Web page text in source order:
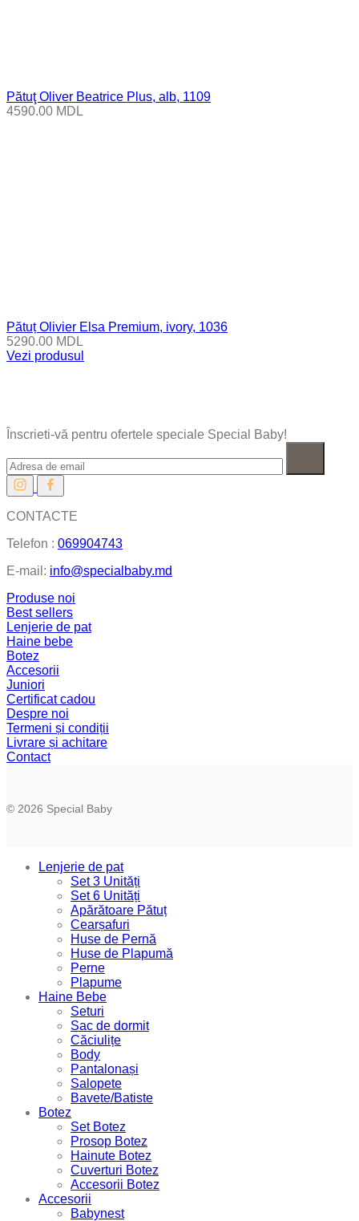
Pătuţ Oliver Beatrice Plus, alb, 1109
4590.00 MDL
Pătuț Olivier Elsa Premium, ivory, 1036
5290.00 MDL
Vezi produsul
Înscrieti-vă pentru ofertele speciale Special Baby!
CONTACTE
Telefon : 069904743
E-mail: info@specialbaby.md
Produse noi
Best sellers
Lenjerie de pat
Haine bebe
Botez
Accesorii
Juniori
Certificat cadou
Despre noi
Termeni și condiții
Livrare și achitare
Contact
© 2026 Special Baby
Lenjerie de pat
Set 3 Unități
Set 6 Unități
Apărătoare Pătuț
Cearșafuri
Huse de Pernă
Huse de Plapumă
Perne
Plapume
Haine Bebe
Seturi
Sac de dormit
Căciulițe
Body
Pantalonași
Salopete
Bavete/Batiste
Botez
Set Botez
Prosop Botez
Hainute Botez
Cuverturi Botez
Accesorii Botez
Accesorii
Babynest